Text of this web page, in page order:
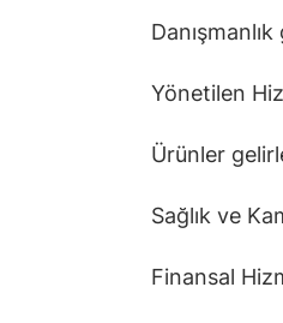
Yönetilen
Ürünler
Sağlık ve
Finansal